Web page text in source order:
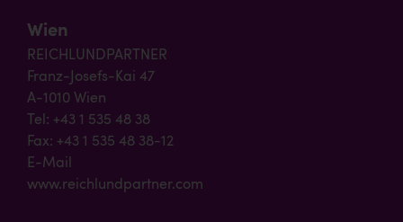
Wien
REICHLUNDPARTNER
Franz-Josefs-Kai 47
A-1010 Wien
Tel: +43 1 535 48 38
Fax: +43 1 535 48 38-12
E-Mail
www.reichlundpartner.com